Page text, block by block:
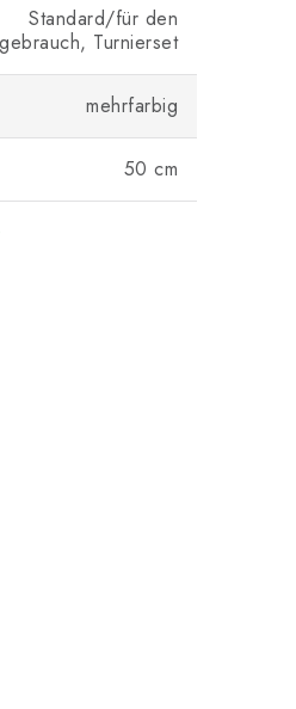
Standard/für den
Turnierset
mehrfarbig
50 cm